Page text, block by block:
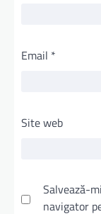
Email *
Site web
Salvează-
navigator